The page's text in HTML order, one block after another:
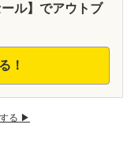
ル】でアウトブ
！
る ▶︎